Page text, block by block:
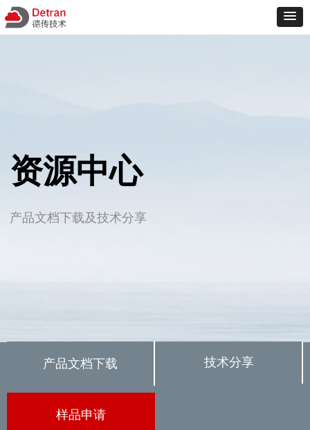
资源中心
产品文档下载及技术分享
产品文档下载 技术分享
样品申请